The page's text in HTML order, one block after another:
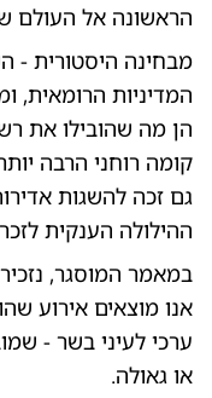
הראשונה אל העולם
מבחינה היסטורית -
המדיניות הרומאית,
הן מה שהובילו את
קומה רוחני הרבה
גם זכה להשגות
ההילולה הענקית
במאמר המוסגר,
אנו מוצאים אירוע
ערכי לעיני בשר -
או גאולה.